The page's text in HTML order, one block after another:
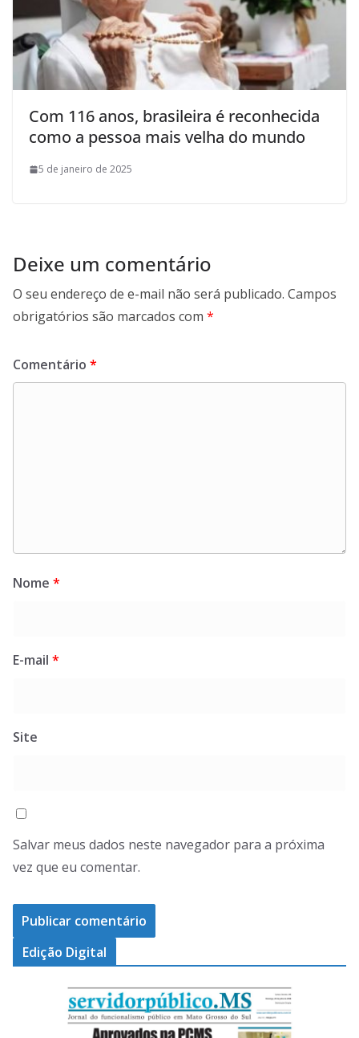
Com 116 anos, brasileira é reconhecida
como a pessoa mais velha do mundo
5 de janeiro de 2025
Deixe um comentário
O seu endereço de e-mail não será publicado. Campos
obrigatórios são marcados com *
Comentário *
Nome *
E-mail *
Site
Salvar meus dados neste navegador para a próxima
vez que eu comentar.
Edição Digital